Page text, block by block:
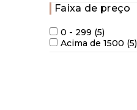
Faixa de preço
0 - 299 (5)
Acima de 1500 (5)